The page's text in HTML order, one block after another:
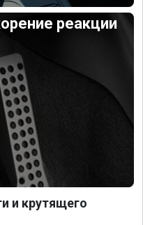
реакции
и крутящего